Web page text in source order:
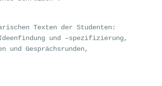
Texten der Studenten:
und –spezifizierung,
und Gesprächsrunden,